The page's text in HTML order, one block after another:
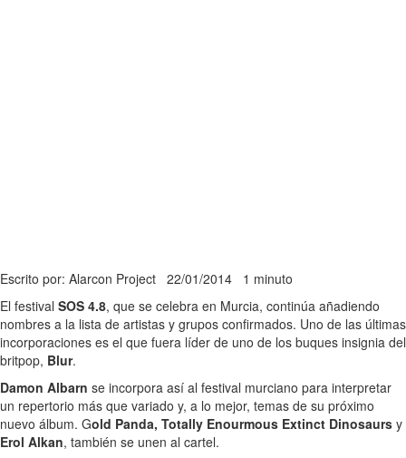
Escrito por: Alarcon Project 22/01/2014 1 minuto
El festival SOS 4.8, que se celebra en Murcia, continúa añadiendo
nombres a la lista de artistas y grupos confirmados. Uno de las últimas
incorporaciones es el que fuera líder de uno de los buques insignia del
britpop, Blur.
Damon Albarn se incorpora así al festival murciano para interpretar
un repertorio más que variado y, a lo mejor, temas de su próximo
nuevo álbum. Gold Panda, Totally Enourmous Extinct Dinosaurs y
Erol Alkan, también se unen al cartel.